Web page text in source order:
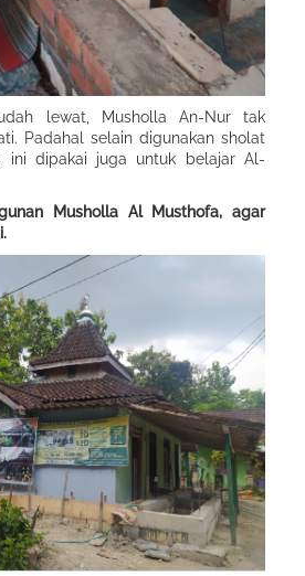
lewat, Musholla An-Nur tak
Padahal selain digunakan sholat
ini dipakai juga untuk belajar Al-
Musholla Al Musthofa, agar